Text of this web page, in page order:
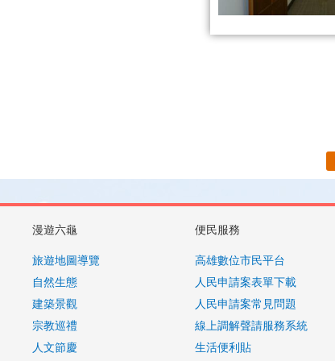
漫遊六龜
旅遊地圖導覽
自然生態
建築景觀
宗教巡禮
人文節慶
便民服務
高雄數位市民平台
人民申請案表單下載
人民申請案常見問題
線上調解聲請服務系統
生活便利貼